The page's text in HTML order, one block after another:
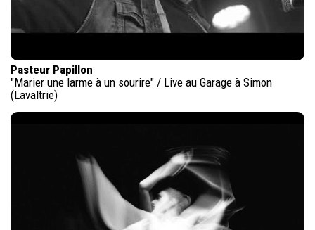
Pasteur Papillon
"Marier une larme à un sourire" / Live au Garage à Simon
(Lavaltrie)